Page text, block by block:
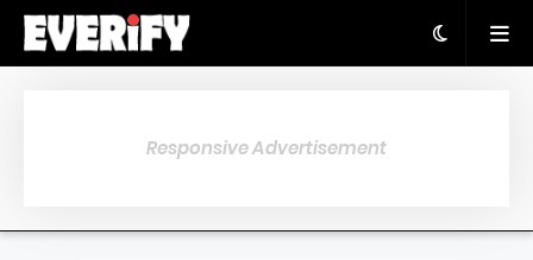
Responsive Advertisement